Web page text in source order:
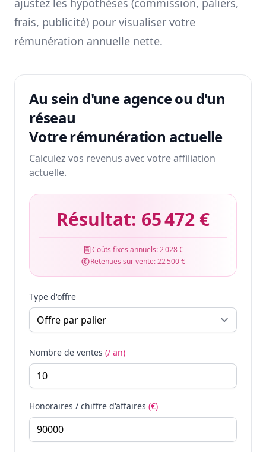
ajustez les hypothèses (commission, paliers,
frais, publicité) pour visualiser votre
rémunération annuelle nette.
Au sein d'une agence ou d'un
réseau
Votre rémunération actuelle
Calculez vos revenus avec votre affiliation
actuelle.
Résultat: 65 472 €
Coûts fixes annuels:2 028 €
Retenues sur vente:22 500 €
Type d'offre
Nombre de ventes (/ an)
Honoraires / chiffre d'affaires (€)